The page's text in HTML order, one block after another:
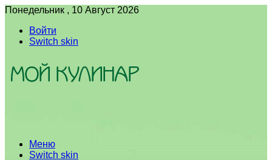
Понедельник , 10 Август 2026
Войти
Switch skin
Меню
Switch skin